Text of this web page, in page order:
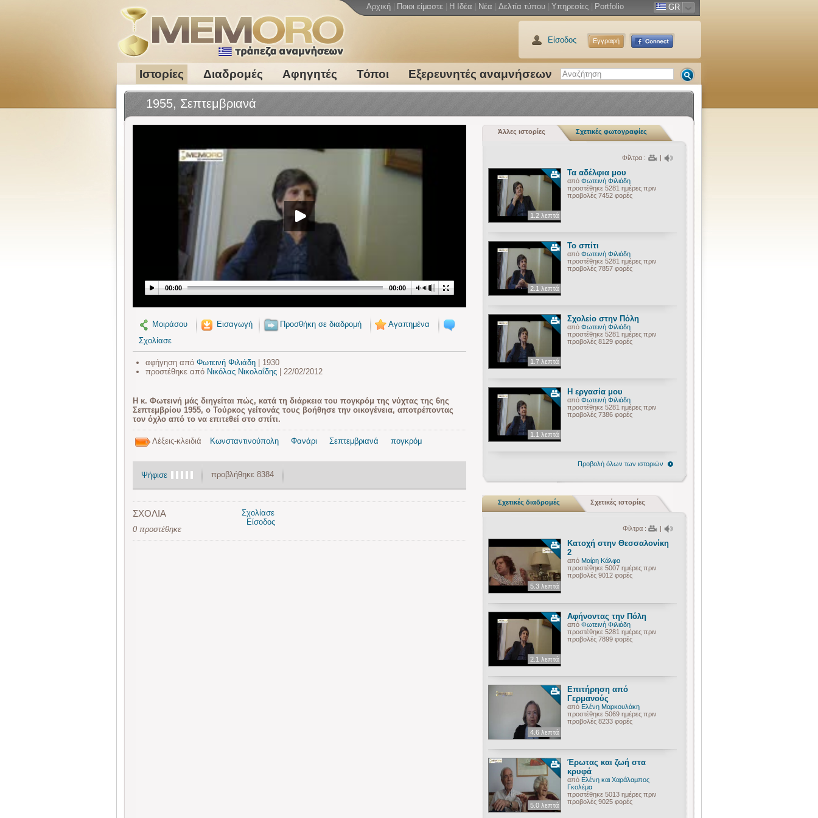
Ιστορίες Διαδρομές Αφηγητές Τόποι Εξερευνητές αναμνήσεων
Αρχική Ποιοι είμαστε Η Ιδέα Νέα Δελτία τύπου Υπηρεσίες Portfolio GR
Είσοδος Εγγραφή
1955, Σεπτεμβριανά
00:00 00:00
Μοιράσου Εισαγωγή Προσθήκη σε διαδρομή
Αγαπημένα
Σχολίασε
αφήγηση από Φωτεινή Φιλιάδη| 1930
προστέθηκε από Νικόλας Νικολαΐδης| 22/02/2012
Η κ. Φωτεινή μάς διηγείται πώς, κατά τη διάρκεια του πογκρόμ της νύχτας της 6ης
Σεπτεμβρίου 1955, ο Τούρκος γείτονάς τους βοήθησε την οικογένεια, αποτρέποντας
τον όχλο από το να επιτεθεί στο σπίτι.
Λέξεις-κλειδιά Κωνσταντινούπολη Φανάρι Σεπτεμβριανά πογκρόμ
Ψήφισε προβλήθηκε 8384
ΣΧΟΛΙΑ
0 προστέθηκε
Σχολίασε
Είσοδος
Άλλες ιστορίες Σχετικές φωτογραφίες
Φίλτρα : |
1.2 λεπτά
Τα αδέλφια μου
από Φωτεινή Φιλιάδη
προστέθηκε 5281 ημέρες πριν
προβολές 7452 φορές
2.1 λεπτά
Το σπίτι
από Φωτεινή Φιλιάδη
προστέθηκε 5281 ημέρες πριν
προβολές 7857 φορές
1.7 λεπτά
Σχολείο στην Πόλη
από Φωτεινή Φιλιάδη
προστέθηκε 5281 ημέρες πριν
προβολές 8129 φορές
1.1 λεπτά
Η εργασία μου
από Φωτεινή Φιλιάδη
προστέθηκε 5281 ημέρες πριν
προβολές 7386 φορές
Προβολή όλων των ιστοριών
Σχετικές διαδρομές Σχετικές ιστορίες
Φίλτρα : |
5.3 λεπτά
Κατοχή στην Θεσσαλονίκη
2
από Μαίρη Κάλφα
προστέθηκε 5007 ημέρες πριν
προβολές 9012 φορές
2.1 λεπτά
Αφήνοντας την Πόλη
από Φωτεινή Φιλιάδη
προστέθηκε 5281 ημέρες πριν
προβολές 7899 φορές
4.6 λεπτά
Επιτήρηση από
Γερμανούς
από Ελένη Μαρκουλάκη
προστέθηκε 5069 ημέρες πριν
προβολές 8233 φορές
5.0 λεπτά
Έρωτας και ζωή στα
κρυφά
από Ελένη και Χαράλαμπος
Γκολέμα
προστέθηκε 5013 ημέρες πριν
προβολές 9025 φορές